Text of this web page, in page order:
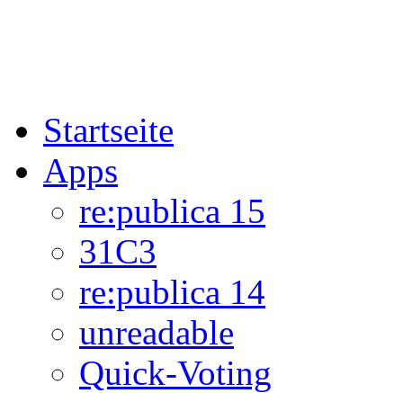
Startseite
Apps
re:publica 15
31C3
re:publica 14
unreadable
Quick-Voting